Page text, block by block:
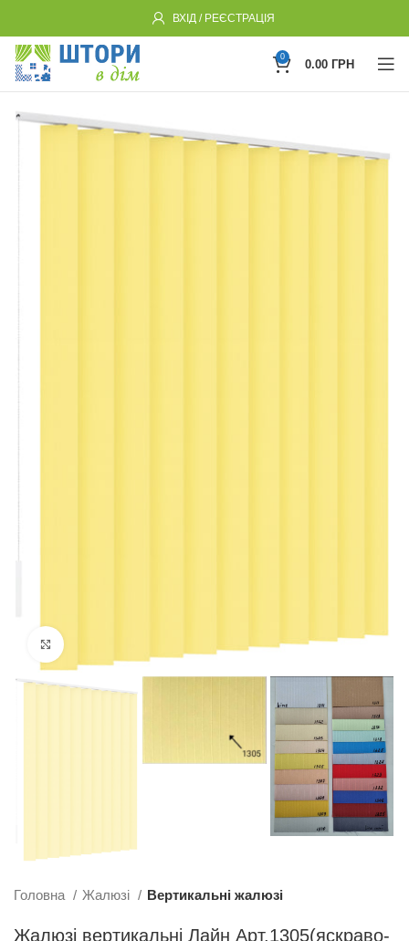
ВХІД / РЕЄСТРАЦІЯ
0
0.00 ГРН
Головна Жалюзі Вертикальні жалюзі
Жалюзі вертикальні Лайн Арт.1305(яскраво-